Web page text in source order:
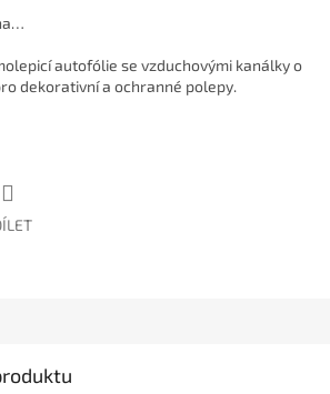
autofólie se vzduchovými kanálky o
dekorativní a ochranné polepy.